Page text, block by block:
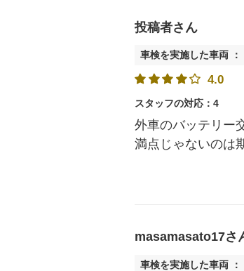
投稿者さん
車検を実施した車両
4.0
スタッフの対応：4
外車のバッテリー
満点じゃないのは
masamasato17さ
車検を実施した車両